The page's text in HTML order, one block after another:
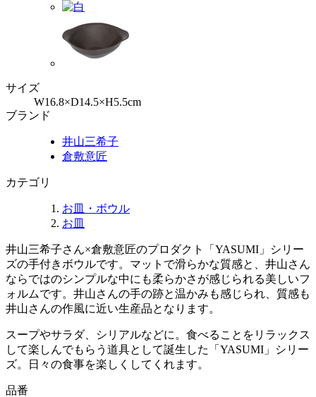
サイズ
W16.8×D14.5×H5.5cm
ブランド
井山三希子
倉敷意匠
カテゴリ
お皿・ボウル
お皿
井山三希子さん×倉敷意匠のプロダクト「YASUMI」シリー
ズの手付きボウルです。マットで滑らかな質感と、井山さん
ならではのシンプルな中にも柔らかさが感じられる美しいフ
ォルムです。井山さんの手の跡と温かみも感じられ、質感も
井山さんの作風に近い生産品となります。
スープやサラダ、シリアルなどに。食べることをリラックス
して楽しんでもらう道具として誕生した「YASUMI」シリー
ズ。日々の食事を楽しくしてくれます。
品番